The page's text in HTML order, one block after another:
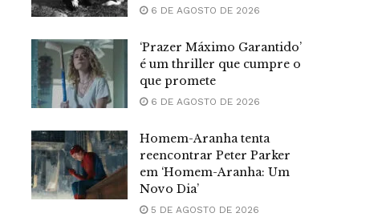
6 DE AGOSTO DE 2026
‘Prazer Máximo Garantido’
é um thriller que cumpre o
que promete
6 DE AGOSTO DE 2026
Homem-Aranha tenta
reencontrar Peter Parker
em ‘Homem-Aranha: Um
Novo Dia’
5 DE AGOSTO DE 2026